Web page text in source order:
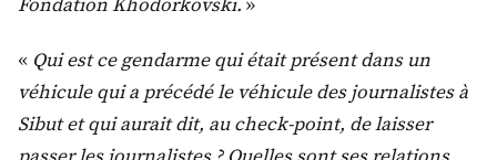
« Qui est ce gendarme qui était présent dans un
véhicule qui a précédé le véhicule des journalistes à
Sibut et qui aurait dit, au check-point, de laisser